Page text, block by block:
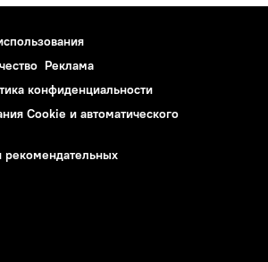
Реклама
конфиденциальности
Cookie и автоматического